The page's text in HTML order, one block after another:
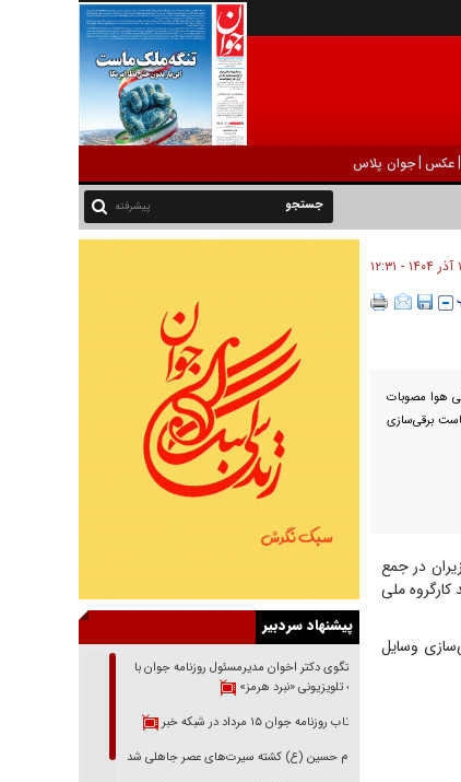
|عکس |جوان پلاس
پیشرفته
هوا مصوبات
برقی‌سازی
در جمع
ملی
وسایل
پیشنهاد سردبیر
گفتگوی دکتر اخوان مدیرمسئول روزنامه جوان با
برنامه تلویزیونی «نبرد هرمز»
بازتاب روزنامه جوان ۱۵ مرداد در شبکه خبر
امام حسین (ع) کشته سیرت‌های عصر جاهلی شد